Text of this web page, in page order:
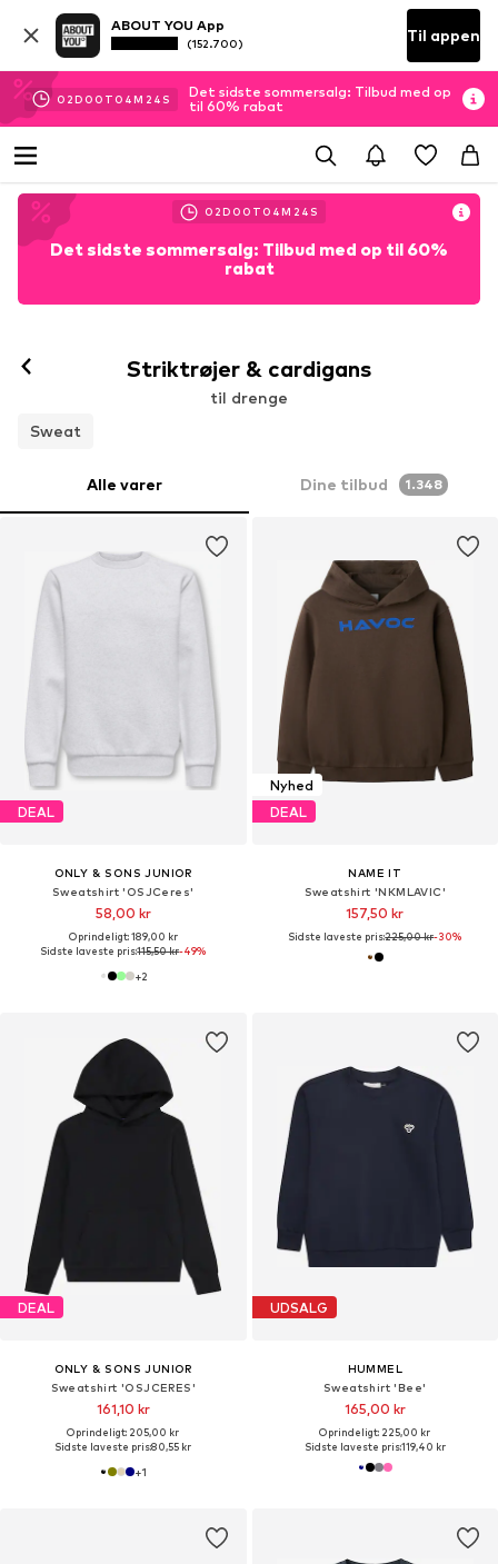
ABOUT YOU App
(152.700) Til appen
02D 00 T 04M 22 S
Det sidste sommersalg: Tilbud med op
til 60% rabat
02D 00 T 04M 22 S
Det sidste sommersalg: Tilbud med op til 60%
rabat
Striktrøjer & cardigans
til drenge
Sweat
Alle varer Dine tilbud 1.348
DEAL
ONLY & SONS JUNIOR
Sweatshirt 'OSJCeres'
58,00 kr
Oprindeligt: 189,00 kr
Sidste laveste pris:115,50 kr-49%
+2
Nyhed
DEAL
NAME IT
Sweatshirt 'NKMLAVIC'
157,50 kr
Sidste laveste pris:225,00 kr-30%
DEAL
ONLY & SONS JUNIOR
Sweatshirt 'OSJCERES'
161,10 kr
Oprindeligt: 205,00 kr
Sidste laveste pris:80,55 kr
+1
UDSALG
HUMMEL
Sweatshirt 'Bee'
165,00 kr
Oprindeligt: 225,00 kr
Sidste laveste pris:119,40 kr